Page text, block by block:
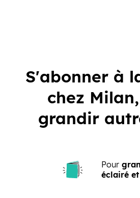
S'abonner à
chez
grandir
Pour
éclairé